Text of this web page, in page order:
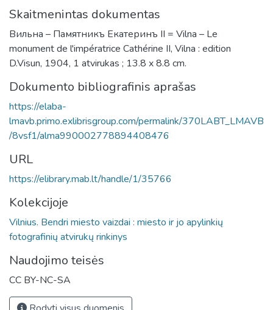
Skaitmenintas dokumentas
Вильна – Памятникъ Екатеринъ II = Vilna – Le
monument de l'impératrice Cathérine II, Vilna : edition
D.Visun, 1904, 1 atvirukas ; 13.8 x 8.8 cm.
Dokumento bibliografinis aprašas
https://elaba-
lmavb.primo.exlibrisgroup.com/permalink/370LABT_LMAVB
/8vsf1/alma990002778894408476
URL
https://elibrary.mab.lt/handle/1/35766
Kolekcijoje
Vilnius. Bendri miesto vaizdai : miesto ir jo apylinkių
fotografinių atvirukų rinkinys
Naudojimo teisės
CC BY-NC-SA